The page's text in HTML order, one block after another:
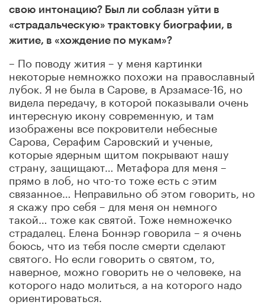
свою интонацию? Был ли соблазн уйти в
«страдальческую» трактовку биографии, в
житие, в «хождение по мукам»?
– По поводу жития – у меня картинки
некоторые немножко похожи на православный
лубок. Я не была в Сарове, в Арзамасе-16, но
видела передачу, в которой показывали очень
интересную икону современную, и там
изображены все покровители небесные
Сарова, Серафим Саровский и ученые,
которые ядерным щитом покрывают нашу
страну, защищают… Метафора для меня –
прямо в лоб, но что-то тоже есть с этим
связанное… Неправильно об этом говорить, но
я скажу про себя – для меня он немного
такой… тоже как святой. Тоже немножечко
страдалец. Елена Боннэр говорила – я очень
боюсь, что из тебя после смерти сделают
святого. Но если говорить о святом, то,
наверное, можно говорить не о человеке, на
которого надо молиться, а на которого надо
ориентироваться.